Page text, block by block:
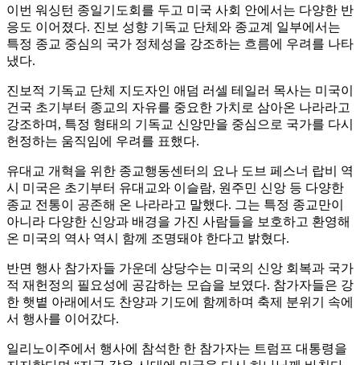
이번 워싱턴 종일기도회를 두고 미국 사회 안에서는 다양한 반
응도 이어졌다. 진보 성향 기독교 단체와 종교계 일부에서는
특정 종교 중심의 국가 정체성을 강조하는 흐름에 우려를 나타
냈다.
진보적 기독교 단체 지도자인 애덤 러셀 테일러 목사는 미국이
건국 초기부터 종교의 자유를 중요한 가치로 삼아온 나라라고
강조하며, 특정 형태의 기독교 신앙만을 중심으로 국가를 다시
헌정하는 움직임에 우려를 표했다.
유대교 개혁을 위한 종교행동센터의 요나 도브 페스너 랍비 역
시 미국은 초기부터 유대교와 이슬람, 원주민 신앙 등 다양한
종교 전통이 공존해 온 나라라고 말했다. 그는 특정 종교만이
아니라 다양한 신앙과 배경을 가진 사람들을 보호하고 환영해
온 미국의 역사 역시 함께 조명돼야 한다고 밝혔다.
반면 행사 참가자들 가운데 상당수는 미국의 신앙 회복과 국가
적 재헌정의 필요성에 공감하는 모습을 보였다. 참가자들은 강
한 햇볕 아래에서도 찬양과 기도에 함께하며 축제 분위기 속에
서 행사를 이어갔다.
일리노이주에서 행사에 참석한 한 참가자는 트럼프 대통령을